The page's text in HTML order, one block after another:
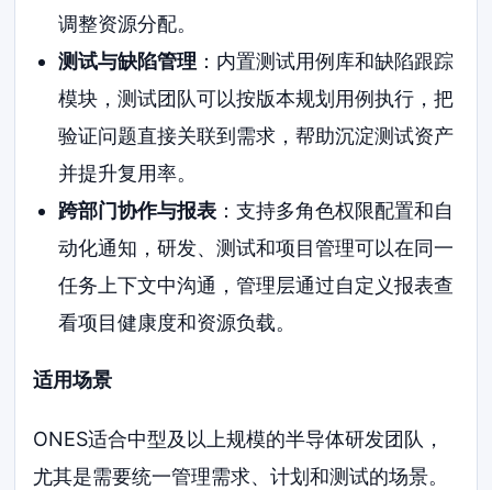
调整资源分配。
测试与缺陷管理 ：内置测试用例库和缺陷跟踪
模块，测试团队可以按版本规划用例执行，把
验证问题直接关联到需求，帮助沉淀测试资产
并提升复用率。
跨部门协作与报表：支持多角色权限配置和自
动化通知，研发、测试和项目管理可以在同一
任务上下文中沟通，管理层通过自定义报表查
看项目健康度和资源负载。
适用场景
ONES适合中型及以上规模的半导体研发团队，
尤其是需要统一管理需求、计划和测试的场景。